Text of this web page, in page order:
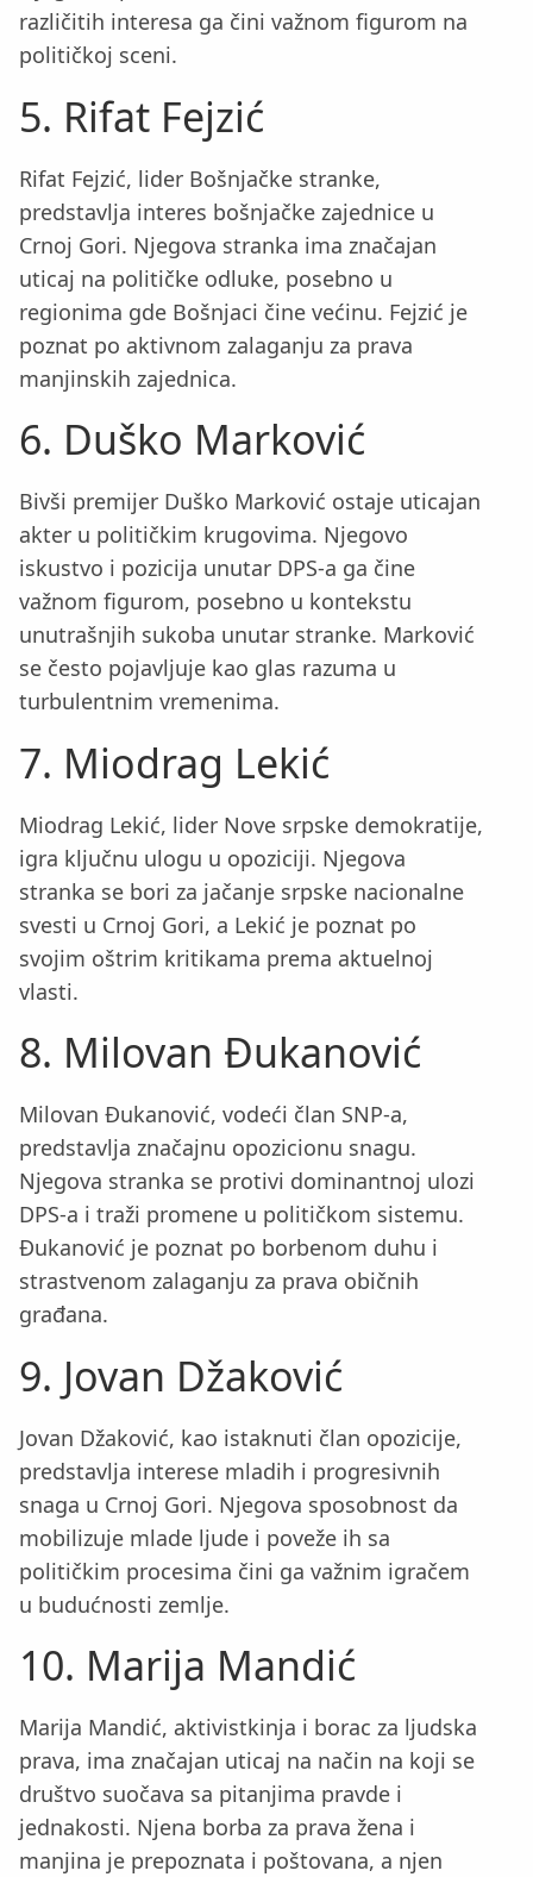
različitih interesa ga čini važnom figurom na
političkoj sceni.
5. Rifat Fejzić
Rifat Fejzić, lider Bošnjačke stranke,
predstavlja interes bošnjačke zajednice u
Crnoj Gori. Njegova stranka ima značajan
uticaj na političke odluke, posebno u
regionima gde Bošnjaci čine većinu. Fejzić je
poznat po aktivnom zalaganju za prava
manjinskih zajednica.
6. Duško Marković
Bivši premijer Duško Marković ostaje uticajan
akter u političkim krugovima. Njegovo
iskustvo i pozicija unutar DPS-a ga čine
važnom figurom, posebno u kontekstu
unutrašnjih sukoba unutar stranke. Marković
se često pojavljuje kao glas razuma u
turbulentnim vremenima.
7. Miodrag Lekić
Miodrag Lekić, lider Nove srpske demokratije,
igra ključnu ulogu u opoziciji. Njegova
stranka se bori za jačanje srpske nacionalne
svesti u Crnoj Gori, a Lekić je poznat po
svojim oštrim kritikama prema aktuelnoj
vlasti.
8. Milovan Đukanović
Milovan Đukanović, vodeći član SNP-a,
predstavlja značajnu opozicionu snagu.
Njegova stranka se protivi dominantnoj ulozi
DPS-a i traži promene u političkom sistemu.
Đukanović je poznat po borbenom duhu i
strastvenom zalaganju za prava običnih
građana.
9. Jovan Džaković
Jovan Džaković, kao istaknuti član opozicije,
predstavlja interese mladih i progresivnih
snaga u Crnoj Gori. Njegova sposobnost da
mobilizuje mlade ljude i poveže ih sa
političkim procesima čini ga važnim igračem
u budućnosti zemlje.
10. Marija Mandić
Marija Mandić, aktivistkinja i borac za ljudska
prava, ima značajan uticaj na način na koji se
društvo suočava sa pitanjima pravde i
jednakosti. Njena borba za prava žena i
manjina je prepoznata i poštovana, a njen